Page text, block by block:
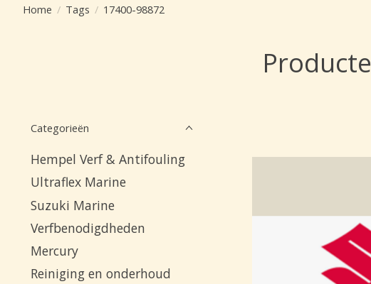
Home / Tags / 17400-98872
Categorieën
Hempel Verf & Antifouling
Ultraflex Marine
Suzuki Marine
Verfbenodigdheden
Mercury
Reiniging en onderhoud